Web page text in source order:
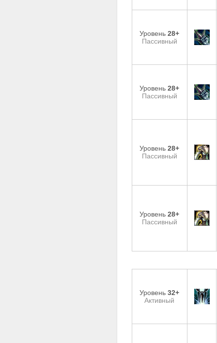
Уровень28+
Пассивный
Уровень28+
Пассивный
Уровень28+
Пассивный
Уровень28+
Пассивный
Уровень32+
Активный